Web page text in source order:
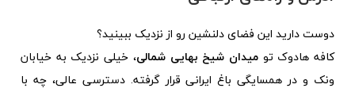
دوست دارید این فضای دلنشین رو از نزدیک ببینید؟
کافه هادوک تومیدان شیخ بهایی شمالی، خیلی نزدیک به خیابان
ونک و در همسایگی باغ ایرانی قرار گرفته. دسترسی عالی، چه با